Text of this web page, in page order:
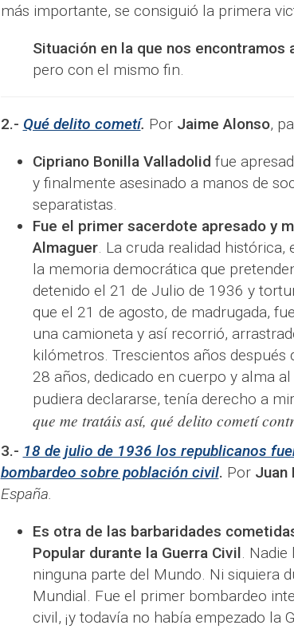
más importante, se consiguió la primera
Situación en la que nos encontramos
pero con el mismo fin.
2.- Qué delito cometí. Por Jaime Alonso,
Cipriano Bonilla Valladolid fue
y finalmente asesinado a manos de
separatistas.
Fue el primer sacerdote apresado y
Almaguer. La cruda realidad histórica,
la memoria democrática que
detenido el 21 de Julio de 1936 y
que el 21 de agosto, de madrugada,
una camioneta y así recorrió,
kilómetros. Trescientos años después
28 años, dedicado en cuerpo y alma
pudiera declararse, tenía derecho a
que me tratáis así, qué delito cometí
3.- 18 de julio de 1936 los republicanos
bombardeo sobre población civil. Por Juan
España.
Es otra de las barbaridades
Popular durante la Guerra Civil.
ninguna parte del Mundo. Ni siquiera
Mundial. Fue el primer bombardeo
civil, ¡y todavía no había empezado la